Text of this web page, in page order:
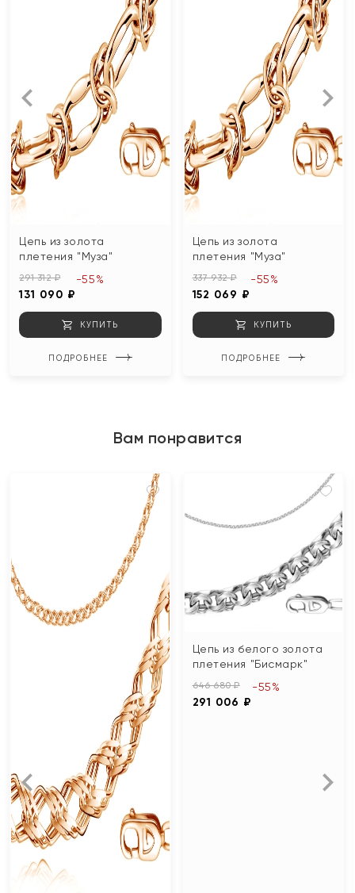
Цепь из золота
плетения "Муза"
291 312 ₽
131 090 ₽
-55%
КУПИТЬ
ПОДРОБНЕЕ
Цепь из золота
плетения "Муза"
337 932 ₽
152 069 ₽
-55%
КУПИТЬ
ПОДРОБНЕЕ
Вам понравится
Цепь из белого золота
плетения "Бисмарк"
646 680 ₽
291 006 ₽
-55%